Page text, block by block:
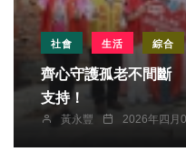
社會 生活 綜合
齊心守護孤老不間斷
支持！
黃永豐 2026年四月